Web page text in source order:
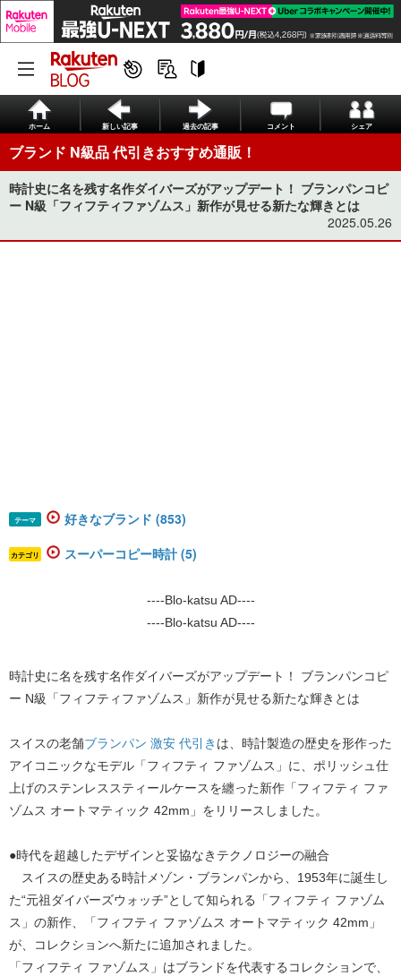
ホーム 新しい記事 過去の記事 コメント シェア
ブランド N級品 代引きおすすめ通販！
時計史に名を残す名作ダイバーズがアップデート！ ブランパンコピ
ー N級「フィフティファゾムス」新作が見せる新たな輝きとは
2025.05.26
テーマ 好きなブランド (853)
カテゴリ スーパーコピー時計 (5)
----Blo-katsu AD----
----Blo-katsu AD----
時計史に名を残す名作ダイバーズがアップデート！ ブランパンコピ
ー N級「フィフティファゾムス」新作が見せる新たな輝きとは
スイスの老舗ブランパン 激安 代引き は、時計製造の歴史を形作った
アイコニックなモデル「フィフティ ファゾムス」に、ポリッシュ仕
上げのステンレススティールケースを纏った新作「フィフティ ファ
ゾムス オートマティック 42mm」をリリースしました。
●時代を超越したデザインと妥協なきテクノロジーの融合
スイスの歴史ある時計メゾン・ブランパンから、1953年に誕生し
た“元祖ダイバーズウォッチ”として知られる「フィフティ ファゾム
ス」の新作、「フィフティ ファゾムス オートマティック 42mm」
が、コレクションへ新たに追加されました。
「フィフティ ファゾムス」はブランドを代表するコレクションで、